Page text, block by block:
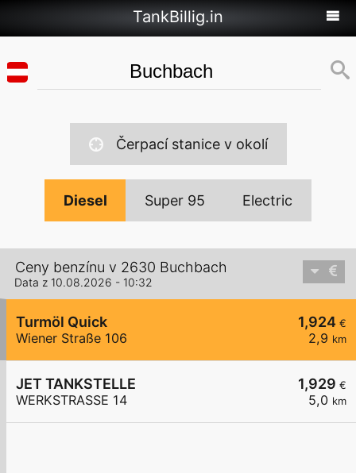
TankBillig.in
Čerpací stanice v okolí
Diesel Super 95 Electric
Ceny benzínu v 2630 Buchbach
Data z 10.08.2026 - 10:32
1,924 €
2,9 km
Turmöl Quick
Wiener Straße 106
1,929 €
5,0 km
JET TANKSTELLE
WERKSTRASSE 14